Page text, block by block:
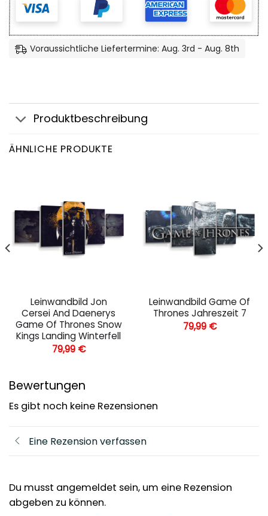
Voraussichtliche Liefertermine: Aug. 3rd - Aug. 8th
Produktbeschreibung
ÄHNLICHE PRODUKTE
Leinwandbild Jon
Cersei And Daenerys
Game Of Thrones Snow
Kings Landing Winterfell
79,99 €
Leinwandbild Game Of
Thrones Jahreszeit 7
79,99 €
Bewertungen
Es gibt noch keine Rezensionen
Eine Rezension verfassen
Du musst angemeldet sein, um eine Rezension
abgeben zu können.